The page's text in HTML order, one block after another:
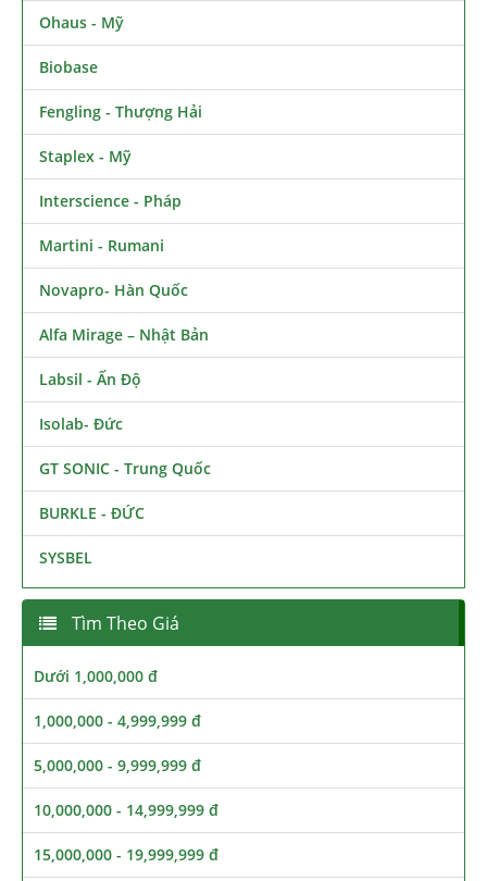
Ohaus - Mỹ
Biobase
Fengling - Thượng Hải
Staplex - Mỹ
Interscience - Pháp
Martini - Rumani
Novapro- Hàn Quốc
Alfa Mirage – Nhật Bản
Labsil - Ấn Độ
Isolab- Đức
GT SONIC - Trung Quốc
BURKLE - ĐỨC
SYSBEL
Tìm Theo Giá
Dưới 1,000,000 đ
1,000,000 - 4,999,999 đ
5,000,000 - 9,999,999 đ
10,000,000 - 14,999,999 đ
15,000,000 - 19,999,999 đ